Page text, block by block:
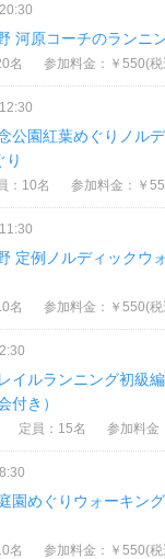
河原コーチのランニ
名 参加料金：￥550(税
公園紅葉めぐりノル
り
：10名 参加料金：￥
定例ノルディックウ
名 参加料金：￥550(税
イルランニング初級
付き）
定員：15名 参加料金
園めぐりウォーキン
名 参加料金：￥550(税